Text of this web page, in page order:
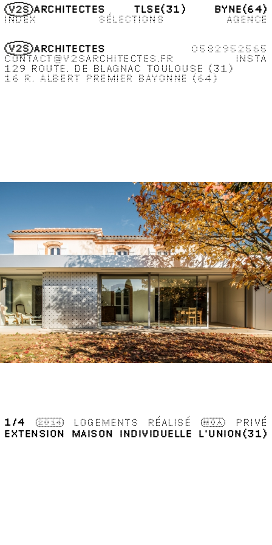
ARCHITECTES TLSE(31) BYNE(64)
INDEX
SÉLECTIONS AGENCE
1 /4 2014 LOGEMENTS RÉALISÉ MOA
PRIVÉ
EXTENSION MAISON INDIVIDUELLE
L'UNION(31)
ARCHITECTES
0582952565
CONTACT @ V2SARCHITECTES.FR
INSTA
129 ROUTE
DE BLAGNAC TOULOUSE (31)
16 R
ALBERT PREMIER BAYONNE (64)